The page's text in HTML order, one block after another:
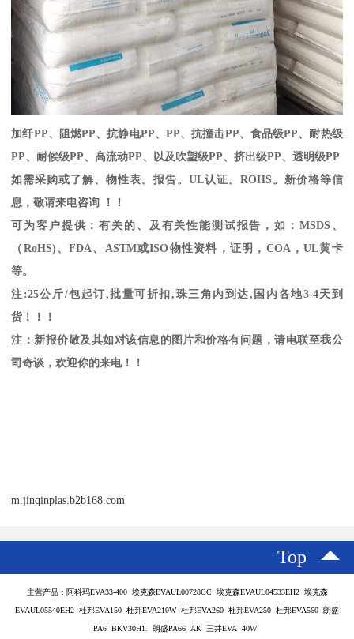
加纤PP、阻燃PP、抗静电PP、 PP、抗撞击PP、食品级PP、耐热级
PP、耐候级PP、高流动PP、以及吹塑级PP、挤出级PP、透明级PP
如需采购或了解、物性表。报告。 UL认证。 ROHS 。新价格等信
息，敬请来电咨询 ！！
可为客户提供：有关的、及有关性能测试报告，如： MSDS 、
（ RoHS) 、FDA、 ASTM或ISO物性资料，证明， COA，UL黄卡
等。
注 :25公斤/包起订,批量可折扣, 珠三角内到达, 国内各地3-4天到
货！！！
注：新报价敬及其如对该信息的图片和价格有问题，请电联至我公
司奇谈，欢迎你的来电！！
m.jinqinplas.b2b168.com
Top
主营产品：阿科玛EVA33-400 埃克森EVAUL00728CC 埃克森EVAUL04533EH2 埃克森
EVAUL05540EH2 杜邦EVA150 杜邦EVA210W 杜邦EVA260 杜邦EVA250 杜邦EVA560 朗盛
PA6 BKV30H1. 朗盛PA66 AK 三井EVA 40W